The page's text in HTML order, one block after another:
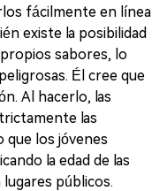
fácilmente en línea
existe la posibilidad
sabores, lo
Él cree que
Al hacerlo, las
las
que los jóvenes
la edad de las
públicos.